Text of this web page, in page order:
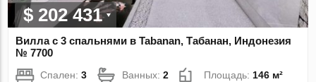
$ 202 431
Вилла с 3 спальнями в Tabanan, Табанан, Индонезия
№ 7700
Спален:3 Ванных:2 Площадь: 146 м²